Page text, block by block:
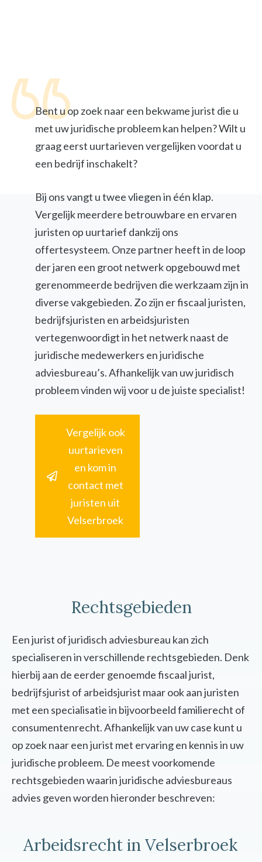
Bent u op zoek naar een bekwame jurist die u
met uw juridische probleem kan helpen? Wilt u
graag eerst uurtarieven vergelijken voordat u
een bedrijf inschakelt?
Bij ons vangt u twee vliegen in één klap.
Vergelijk meerdere betrouwbare en ervaren
juristen op uurtarief dankzij ons
offertesysteem. Onze partner heeft in de loop
der jaren een groot netwerk opgebouwd met
gerenommeerde bedrijven die werkzaam zijn in
diverse vakgebieden. Zo zijn er fiscaal juristen,
bedrijfsjuristen en arbeidsjuristen
vertegenwoordigt in het netwerk naast de
juridische medewerkers en juridische
adviesbureau’s. Afhankelijk van uw juridisch
probleem vinden wij voor u de juiste specialist!
Vergelijk ook
uurtarieven
en kom in
contact met
juristen uit
Velserbroek
Rechtsgebieden
Een jurist of juridisch adviesbureau kan zich
specialiseren in verschillende rechtsgebieden. Denk
hierbij aan de eerder genoemde fiscaal jurist,
bedrijfsjurist of arbeidsjurist maar ook aan juristen
met een specialisatie in bijvoorbeeld familierecht of
consumentenrecht. Afhankelijk van uw case kunt u
op zoek naar een jurist met ervaring en kennis in uw
juridische probleem. De meest voorkomende
rechtsgebieden waarin juridische adviesbureaus
advies geven worden hieronder beschreven:
Arbeidsrecht in Velserbroek